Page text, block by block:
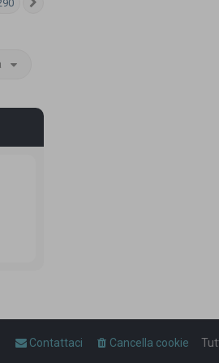
Cancella cookie
Contattaci